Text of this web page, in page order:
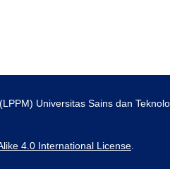
Universitas Sains dan
4.0 International License